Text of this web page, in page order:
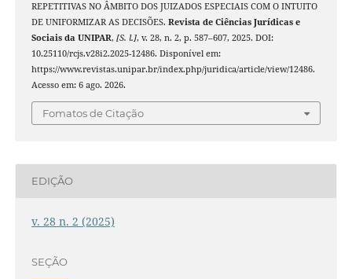
REPETITIVAS NO ÂMBITO DOS JUIZADOS ESPECIAIS COM O INTUITO
DE UNIFORMIZAR AS DECISÕES. Revista de Ciências Jurídicas e
Sociais da UNIPAR, [S. l.], v. 28, n. 2, p. 587–607, 2025. DOI:
10.25110/rcjs.v28i2.2025-12486. Disponível em:
https://www.revistas.unipar.br/index.php/juridica/article/view/12486.
Acesso em: 6 ago. 2026.
Fomatos de Citação
EDIÇÃO
v. 28 n. 2 (2025)
SEÇÃO